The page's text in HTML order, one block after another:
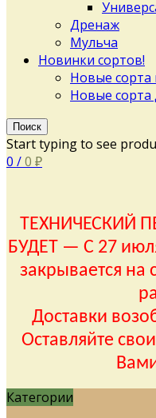
Дренаж
Мульча
Новинки сортов!
Новые
Новые сорта
Поиск
Start typing to see
0 /0 ₽
ТЕХНИЧЕСКИЙ
БУДЕТ — С 27
закрывается на
Доставки
Оставляйте
Категории